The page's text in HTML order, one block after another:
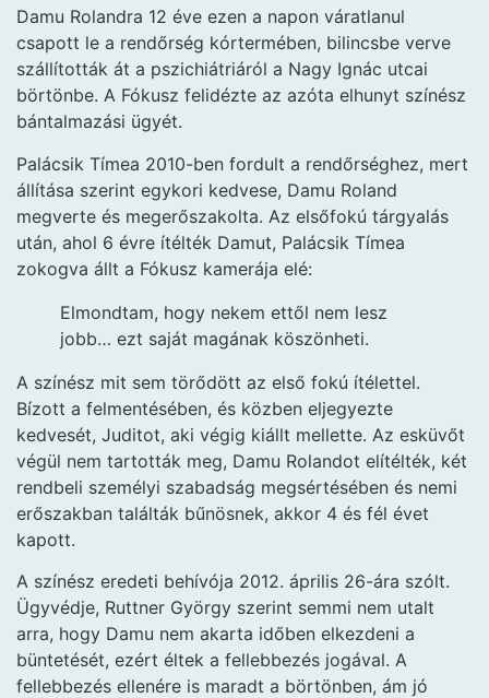
Damu Rolandra 12 éve ezen a napon váratlanul
csapott le a rendőrség kórtermében, bilincsbe verve
szállították át a pszichiátriáról a Nagy Ignác utcai
börtönbe. A Fókusz felidézte az azóta elhunyt színész
bántalmazási ügyét.
Palácsik Tímea 2010-ben fordult a rendőrséghez, mert
állítása szerint egykori kedvese, Damu Roland
megverte és megerőszakolta. Az elsőfokú tárgyalás
után, ahol 6 évre ítélték Damut, Palácsik Tímea
zokogva állt a Fókusz kamerája elé:
Elmondtam, hogy nekem ettől nem lesz
jobb… ezt saját magának köszönheti.
A színész mit sem törődött az első fokú ítélettel.
Bízott a felmentésében, és közben eljegyezte
kedvesét, Juditot, aki végig kiállt mellette. Az esküvőt
végül nem tartották meg, Damu Rolandot elítélték, két
rendbeli személyi szabadság megsértésében és nemi
erőszakban találták bűnösnek, akkor 4 és fél évet
kapott.
A színész eredeti behívója 2012. április 26-ára szólt.
Ügyvédje, Ruttner György szerint semmi nem utalt
arra, hogy Damu nem akarta időben elkezdeni a
büntetését, ezért éltek a fellebbezés jogával. A
fellebbezés ellenére is maradt a börtönben, ám jó